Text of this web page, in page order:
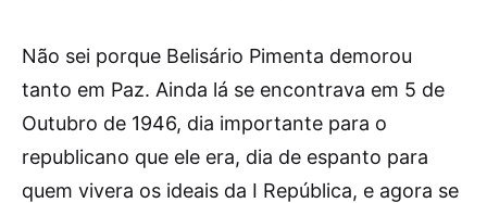
Não sei porque Belisário Pimenta demorou
tanto em Paz. Ainda lá se encontrava em 5 de
Outubro de 1946, dia importante para o
republicano que ele era, dia de espanto para
quem vivera os ideais da I República, e agora se